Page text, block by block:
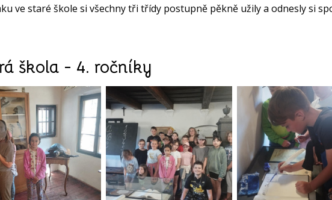
ve staré škole si všechny tři třídy postupně pěkně užily a odnesly si
škola - 4. ročníky